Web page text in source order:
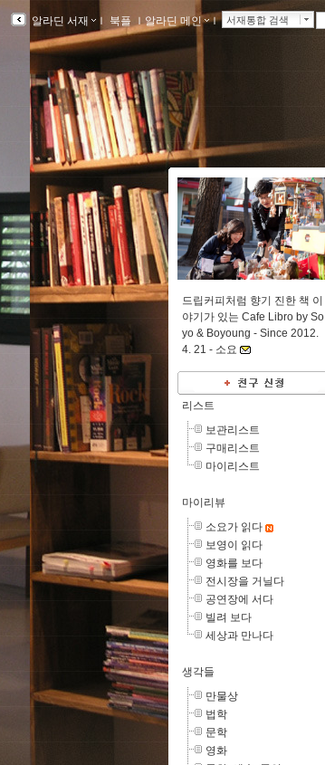
알라딘 서재 ｌ 북플 ｌ알라딘 메인 ｌ 서재통합 검색
드립커피처럼 향기 진한 책 이
야기가 있는 Cafe Libro by So
yo & Boyoung - Since 2012.
4. 21 - 소요
리스트
보관리스트
구매리스트
마이리스트
마이리뷰
소요가 읽다
보영이 읽다
영화를 보다
전시장을 거닐다
공연장에 서다
빌려 보다
세상과 만나다
생각들
만물상
법학
문학
영화